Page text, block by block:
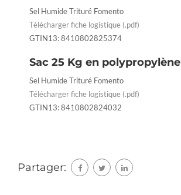
Sel Humide Trituré Fomento
Télécharger fiche logistique (.pdf)
GTIN13: 8410802825374
Sac 25 Kg en polypropylène
Sel Humide Trituré Fomento
Télécharger fiche logistique (.pdf)
GTIN13: 8410802824032
Partager: